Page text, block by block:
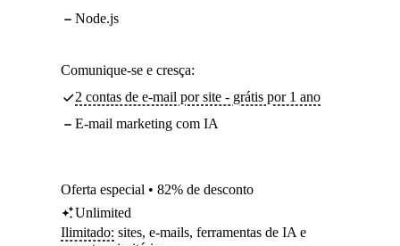
Node.js
Comunique-se e cresça:
2 contas de e-mail por site - grátis por 1 ano
E-mail marketing com IA
Oferta especial • 82% de desconto
Unlimited
Ilimitado: sites, e-mails, ferramentas de IA e